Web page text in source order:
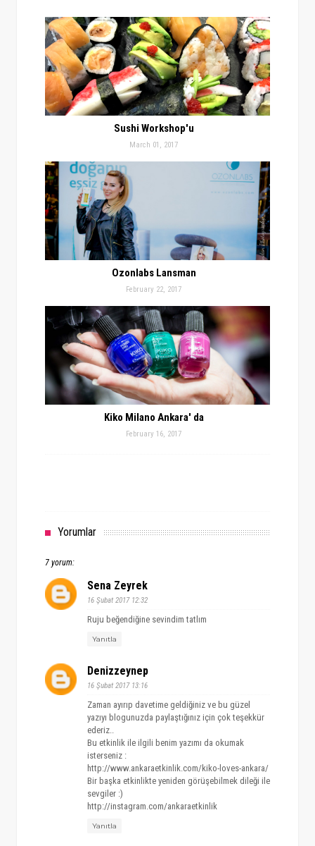
Sushi Workshop'u
March 01, 2017
Ozonlabs Lansman
February 22, 2017
Kiko Milano Ankara' da
February 16, 2017
Yorumlar
7 yorum:
Sena Zeyrek
16 Şubat 2017 12:32
Ruju beğendiğine sevindim tatlım
Yanıtla
Denizzeynep
16 Şubat 2017 13:16
Zaman ayırıp davetime geldiğiniz ve bu güzel
yazıyı blogunuzda paylaştığınız için çok teşekkür
ederiz..
Bu etkinlik ile ilgili benim yazımı da okumak
isterseniz :
http://www.ankaraetkinlik.com/kiko-loves-ankara/
Bir başka etkinlikte yeniden görüşebilmek dileği ile
sevgiler :)
http://instagram.com/ankaraetkinlik
Yanıtla